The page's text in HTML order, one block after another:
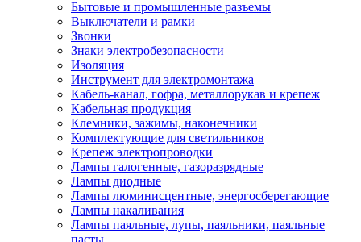
Бытовые и промышленные разъемы
Выключатели и рамки
Звонки
Знаки электробезопасности
Изоляция
Инструмент для электромонтажа
Кабель-канал, гофра, металлорукав и крепеж
Кабельная продукция
Клемники, зажимы, наконечники
Комплектующие для светильников
Крепеж электропроводки
Лампы галогенные, газоразрядные
Лампы диодные
Лампы люминисцентные, энергосберегающие
Лампы накаливания
Лампы паяльные, лупы, паяльники, паяльные
пасты